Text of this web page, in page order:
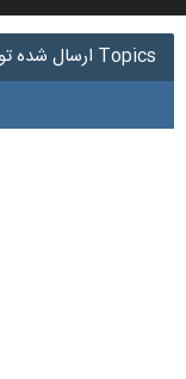
Topics ارسال شده توسط abbas_m19